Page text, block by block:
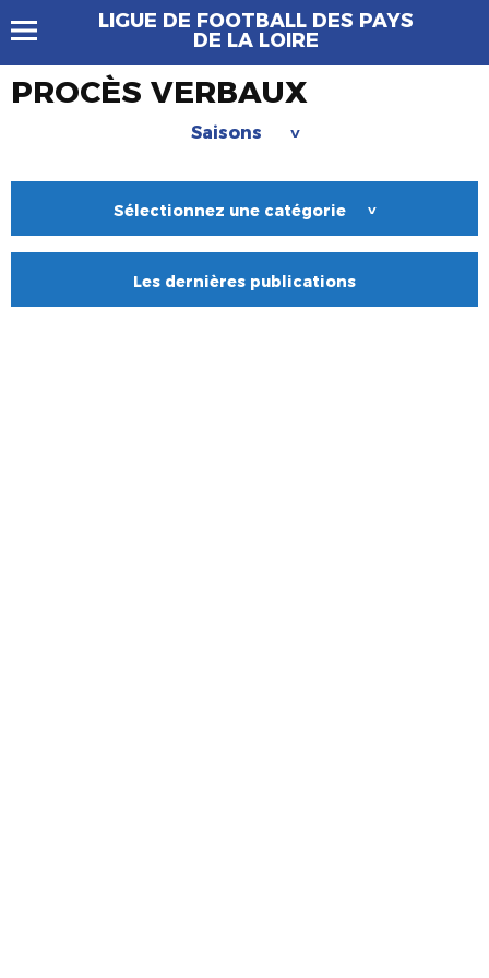
LIGUE DE FOOTBALL DES PAYS
DE LA LOIRE
PROCÈS VERBAUX
Saisons >
Sélectionnez une catégorie >
Les dernières publications